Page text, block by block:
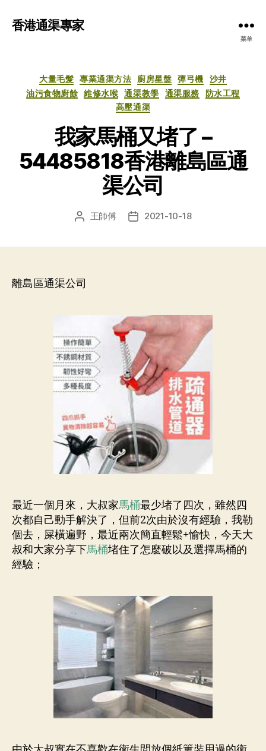
香港通渠專家
菜单
分
类
大量毛髮 專業通渠方法 廚房星盤 彈弓機
沙井
油污食物廚餘 維修水喉 通渠教學 通渠服務
防水工程
高壓通渠
我家馬桶又堵了 –
54485818香港離島區通
渠公司
文 王師傅
发 2021-10-18
離島區通渠公司
最近一個月來，大叔家馬桶最少堵了四次，雖然四
次都自己動手解決了，但前2次由於沒有經驗，我勒
個去，屎橫遍野，最近兩次簡直輕鬆+愉快，今天大
叔和大家分享下馬桶堵住了怎麼破以及選擇馬桶的
經驗；